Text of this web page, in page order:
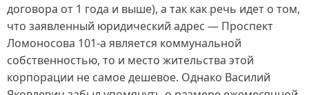
договора от 1 года и выше), а так как речь идет о том,
что заявленный юридический адрес — Проспект
Ломоносова 101-а является коммунальной
собственностью, то и место жительства этой
корпорации не самое дешевое. Однако Василий